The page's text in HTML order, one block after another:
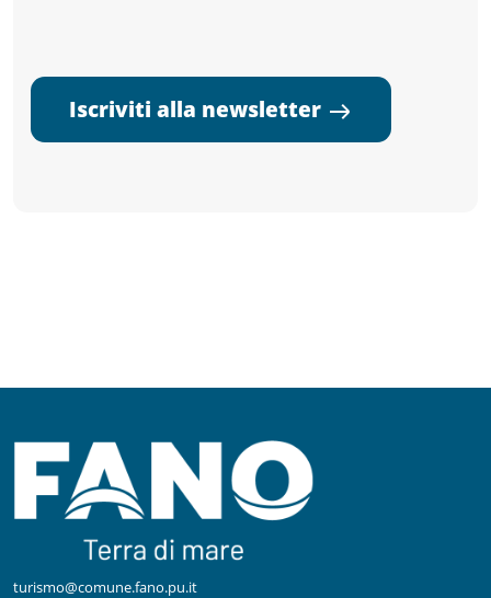
Iscriviti alla newsletter
turismo@comune.fano.pu.it